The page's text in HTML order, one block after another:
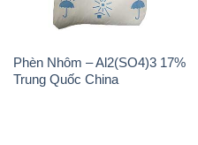
Phèn Nhôm – Al2(SO4)3 17%
Trung Quốc China